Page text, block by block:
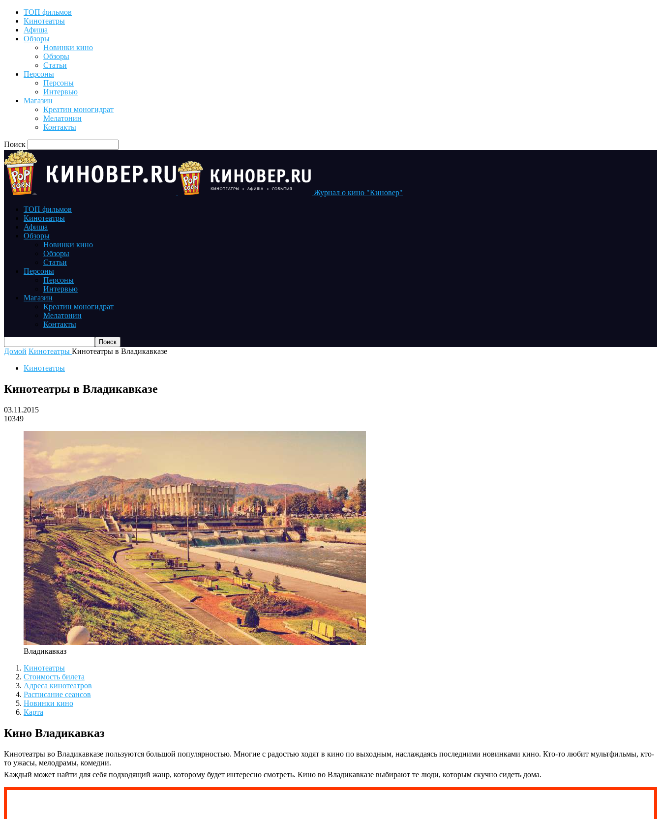
ТОП фильмов
Кинотеатры
Афиша
Обзоры
Новинки кино
Обзоры
Статьи
Персоны
Персоны
Интервью
Магазин
Креатин моногидрат
Мелатонин
Контакты
Поиск
Журнал о кино "Киновер"
ТОП фильмов
Кинотеатры
Афиша
Обзоры
Новинки кино
Обзоры
Статьи
Персоны
Персоны
Интервью
Магазин
Креатин моногидрат
Мелатонин
Контакты
Домой Кинотеатры Кинотеатры в Владикавказе
Кинотеатры
Кинотеатры в Владикавказе
03.11.2015
10349
Владикавказ
Кинотеатры
Стоимость билета
Адреса кинотеатров
Расписание сеансов
Новинки кино
Карта
Кино Владикавказ
Кинотеатры во Владикавказе пользуются большой популярностью. Многие с радостью ходят в кино по выходным, наслаждаясь последними новинками кино. Кто-то любит мультфильмы, кто-
то ужасы, мелодрамы, комедии.
Каждый может найти для себя подходящий жанр, которому будет интересно смотреть. Кино во Владикавказе выбирают те люди, которым скучно сидеть дома.